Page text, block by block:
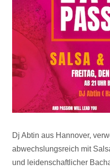
Dj Abtin aus Hannover,
abwechslungsreich mit
und leidenschaftlicher